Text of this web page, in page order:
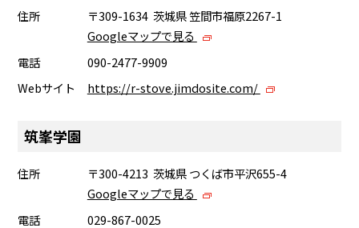
住所
〒309-1634 茨城県 笠間市福原2267-1
Googleマップで見る
電話
090-2477-9909
Webサイト
https://r-stove.jimdosite.com/
筑峯学園
住所
〒300-4213 茨城県 つくば市平沢655-4
Googleマップで見る
電話
029-867-0025